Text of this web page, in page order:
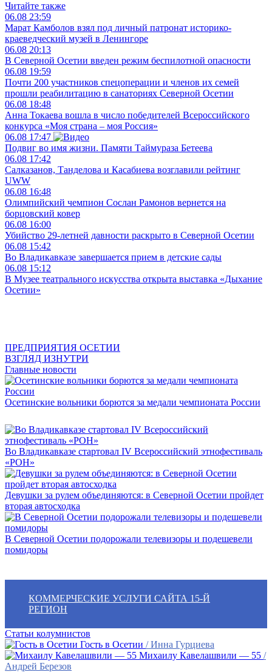
Читайте также
06.08 23:59
Марат Камболов взял под личный патронат историко-
краеведческий музей в Ленингоре
06.08 20:13
В Северной Осетии введен режим беспилотной опасности
06.08 19:59
Почти 200 участников спецоперации и членов их семей
прошли реабилитацию в санаториях Северной Осетии
06.08 18:48
Анна Токаева вошла в число победителей Всероссийского
конкурса «Моя страна – моя Россия»
06.08 17:47
Подвиг во имя жизни. Памяти Таймураза Бетеева
06.08 17:42
Салказанов, Танделова и Касабиева возглавили рейтинг
UWW
06.08 16:48
Олимпийский чемпион Сослан Рамонов вернется на
борцовский ковер
06.08 16:00
Убийство 29-летней давности раскрыто в Северной Осетии
06.08 15:42
Во Владикавказе завершается прием в детские сады
06.08 15:12
В Музее театрального искусства открыта выставка «Дыхание
Осетии»
ПРЕДПРИЯТИЯ ОСЕТИИ
ВЗГЛЯД ИЗНУТРИ
Главные новости
Осетинские вольники борются за медали чемпионата России
Во Владикавказе стартовал IV Всероссийский этнофестиваль
«РОН»
Девушки за рулем объединяются: в Северной Осетии пройдет
вторая автосходка
В Северной Осетии подорожали телевизоры и подешевели
помидоры
КОММЕРЧЕСКИЕ УСЛУГИ САЙТА 15-Й
РЕГИОН
Статьи колумнистов
Гость в Осетии / Инна Гурциева
Михаилу Кавелашвили — 55 /
Андрей Березов